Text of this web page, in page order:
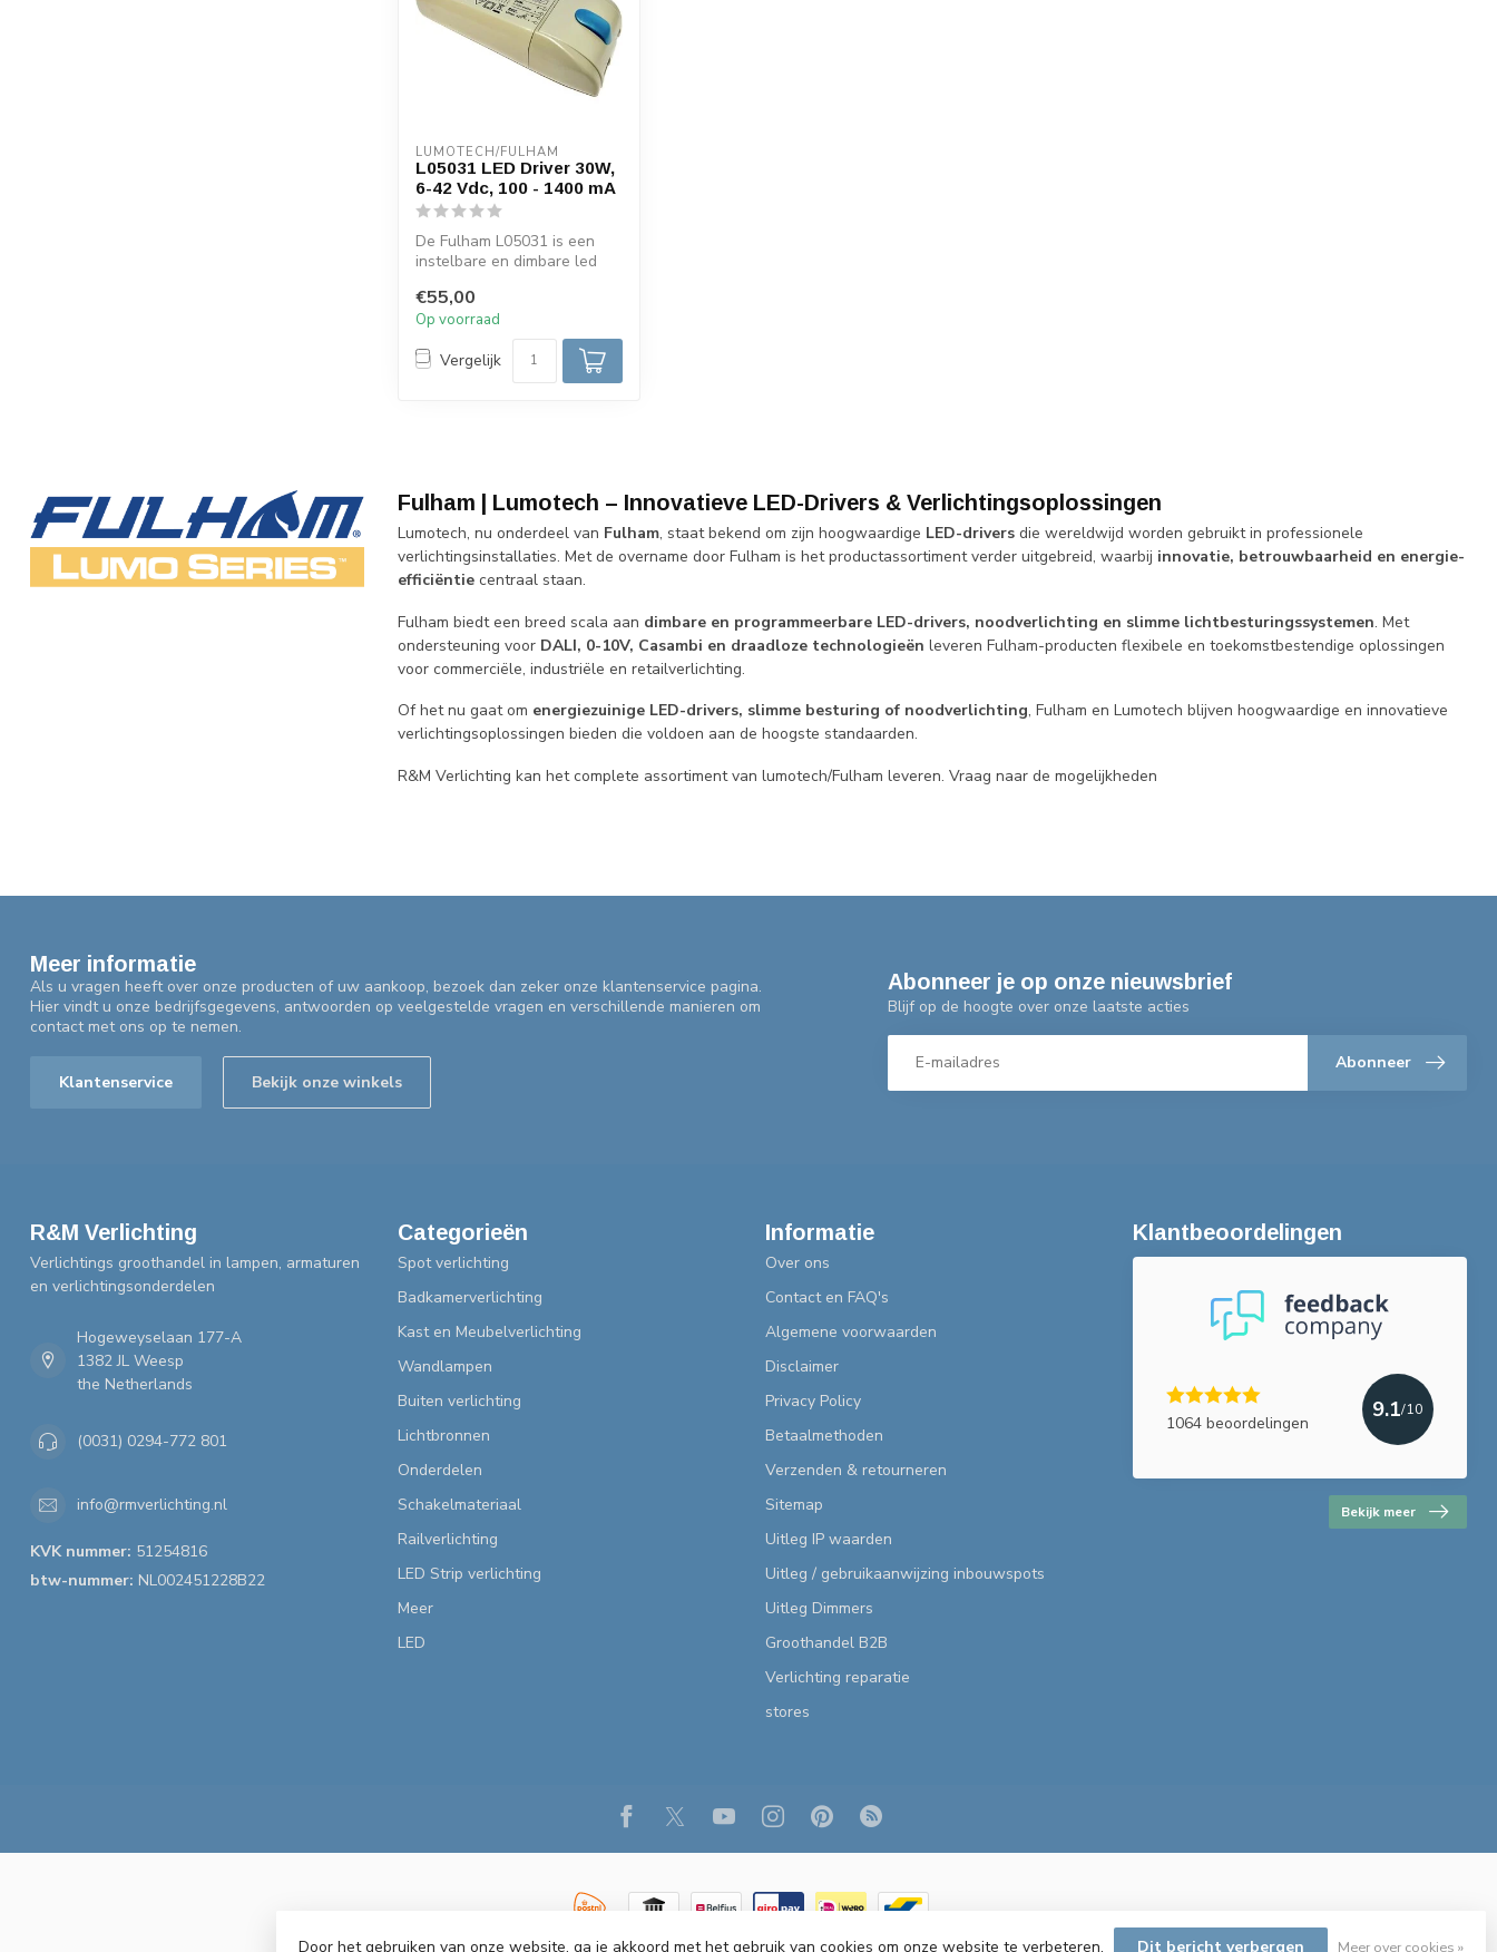
LUMOTECH/FULHAM
L05031 LED Driver 30W,
6-42 Vdc, 100 - 1400 mA
De Fulham L05031 is een
instelbare en dimbare led
€55,00
Op voorraad
Vergelijk
Fulham | Lumotech – Innovatieve LED-Drivers & Verlichtingsoplossingen
Lumotech, nu onderdeel van Fulham, staat bekend om zijn hoogwaardige LED-drivers die wereldwijd worden gebruikt in professionele
verlichtingsinstallaties. Met de overname door Fulham is het productassortiment verder uitgebreid, waarbij innovatie, betrouwbaarheid en energie-
efficiëntie centraal staan.
Fulham biedt een breed scala aan dimbare en programmeerbare LED-drivers, noodverlichting en slimme lichtbesturingssystemen. Met
ondersteuning voor DALI, 0-10V, Casambi en draadloze technologieën leveren Fulham-producten flexibele en toekomstbestendige oplossingen
voor commerciële, industriële en retailverlichting.
Of het nu gaat om energiezuinige LED-drivers, slimme besturing of noodverlichting, Fulham en Lumotech blijven hoogwaardige en innovatieve
verlichtingsoplossingen bieden die voldoen aan de hoogste standaarden.
R&M Verlichting kan het complete assortiment van lumotech/Fulham leveren. Vraag naar de mogelijkheden
Meer informatie
Als u vragen heeft over onze producten of uw aankoop, bezoek dan zeker onze klantenservice pagina.
Hier vindt u onze bedrijfsgegevens, antwoorden op veelgestelde vragen en verschillende manieren om
contact met ons op te nemen.
Klantenservice Bekijk onze winkels
Abonneer je op onze nieuwsbrief
Blijf op de hoogte over onze laatste acties
Abonneer
R&M Verlichting
Verlichtings groothandel in lampen, armaturen
en verlichtingsonderdelen
Hogeweyselaan 177-A
1382 JL Weesp
the Netherlands
(0031) 0294-772 801
info@rmverlichting.nl
KVK nummer: 51254816
btw-nummer: NL002451228B22
Categorieën
Spot verlichting
Badkamerverlichting
Kast en Meubelverlichting
Wandlampen
Buiten verlichting
Lichtbronnen
Onderdelen
Schakelmateriaal
Railverlichting
LED Strip verlichting
Meer
LED
Informatie
Over ons
Contact en FAQ's
Algemene voorwaarden
Disclaimer
Privacy Policy
Betaalmethoden
Verzenden & retourneren
Sitemap
Uitleg IP waarden
Uitleg / gebruikaanwijzing inbouwspots
Uitleg Dimmers
Groothandel B2B
Verlichting reparatie
stores
Klantbeoordelingen
1064 beoordelingen
9.1/10
Bekijk meer
Door het gebruiken van onze website, ga je akkoord met het gebruik van cookies om onze website te verbeteren. Dit bericht verbergen Meer over cookies »